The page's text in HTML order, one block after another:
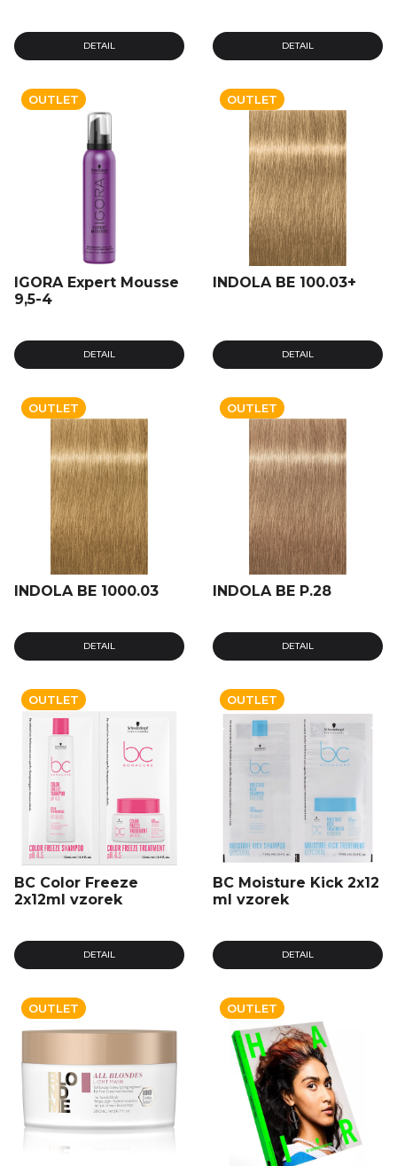
DETAIL DETAIL
OUTLET
IGORA Expert Mousse
9,5-4
DETAIL
OUTLET
INDOLA BE 100.03+
DETAIL
OUTLET
INDOLA BE 1000.03
DETAIL
OUTLET
INDOLA BE P.28
DETAIL
OUTLET
BC Color Freeze
2x12ml vzorek
DETAIL
OUTLET
BC Moisture Kick 2x12
ml vzorek
DETAIL
OUTLET OUTLET